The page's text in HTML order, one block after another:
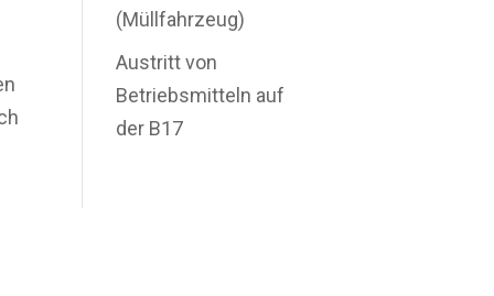
(Müllfahrzeug)
Austritt von
Betriebsmitteln auf
der B17